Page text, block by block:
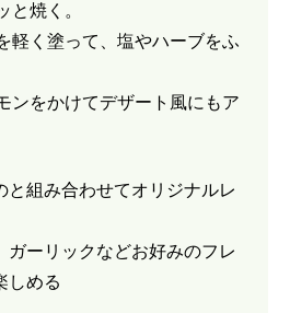
と焼く。
軽く塗って、塩やハーブをふ
ンをかけてデザート風にもア
と組み合わせてオリジナルレ
ガーリックなどお好みのフレ
しめる